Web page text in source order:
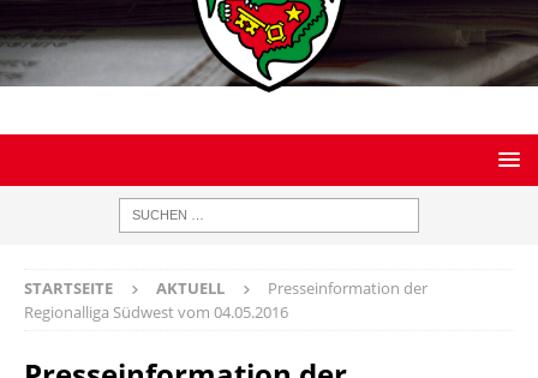
STARTSEITE AKTUELL
Presseinformation der
Regionalliga Südwest vom 04.05.2016